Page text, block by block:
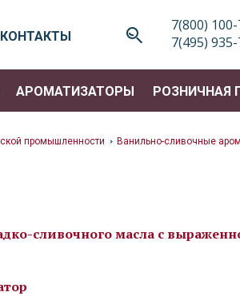
КОНТАКТЫ
7(800)
7(495)
АРОМАТИЗАТОРЫ РОЗНИЧНАЯ
промышленности>Ванильно-сливочные
сливочного масла с